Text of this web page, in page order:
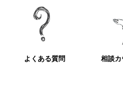
よくある質問 相談